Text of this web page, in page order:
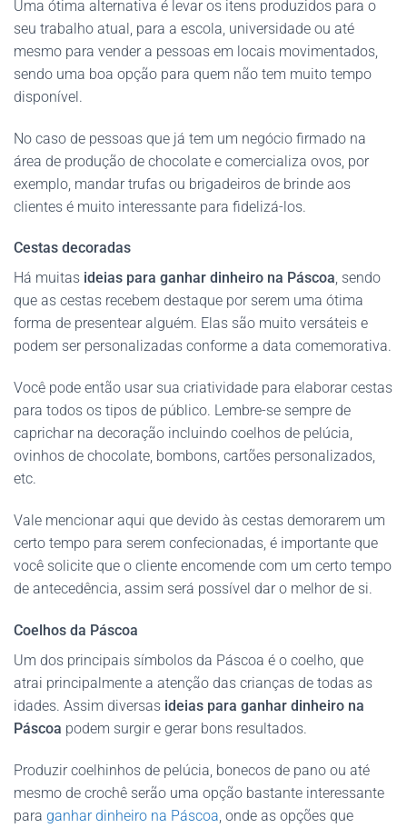
Uma ótima alternativa é levar os itens produzidos para o
seu trabalho atual, para a escola, universidade ou até
mesmo para vender a pessoas em locais movimentados,
sendo uma boa opção para quem não tem muito tempo
disponível.
No caso de pessoas que já tem um negócio firmado na
área de produção de chocolate e comercializa ovos, por
exemplo, mandar trufas ou brigadeiros de brinde aos
clientes é muito interessante para fidelizá-los.
Cestas decoradas
Há muitas ideias para ganhar dinheiro na Páscoa, sendo
que as cestas recebem destaque por serem uma ótima
forma de presentear alguém. Elas são muito versáteis e
podem ser personalizadas conforme a data comemorativa.
Você pode então usar sua criatividade para elaborar cestas
para todos os tipos de público. Lembre-se sempre de
caprichar na decoração incluindo coelhos de pelúcia,
ovinhos de chocolate, bombons, cartões personalizados,
etc.
Vale mencionar aqui que devido às cestas demorarem um
certo tempo para serem confecionadas, é importante que
você solicite que o cliente encomende com um certo tempo
de antecedência, assim será possível dar o melhor de si.
Coelhos da Páscoa
Um dos principais símbolos da Páscoa é o coelho, que
atrai principalmente a atenção das crianças de todas as
idades. Assim diversas ideias para ganhar dinheiro na
Páscoa podem surgir e gerar bons resultados.
Produzir coelhinhos de pelúcia, bonecos de pano ou até
mesmo de crochê serão uma opção bastante interessante
para ganhar dinheiro na Páscoa , onde as opções que